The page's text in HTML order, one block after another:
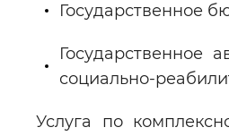
Государственное
Государственное
социально-
Услуга по